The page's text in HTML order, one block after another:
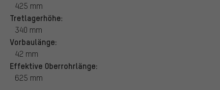
425 mm
Tretlagerhöhe:
340 mm
Vorbaulänge:
42 mm
Effektive Oberrohrlänge:
625 mm